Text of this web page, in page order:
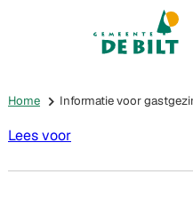
Mijn De Bilt
(Verwijst
Home Informatie voor
Lees voor